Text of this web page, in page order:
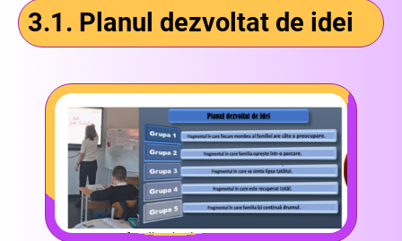
3.1. Planul dezvoltat de idei